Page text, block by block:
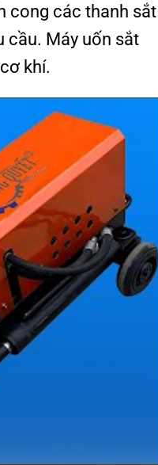
cong các thanh sắt
cầu. Máy uốn sắt
khí.